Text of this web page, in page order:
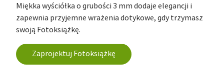
Miękka wyściółka o grubości 3 mm dodaje elegancji i
zapewnia przyjemne wrażenia dotykowe, gdy trzymasz
swoją Fotoksiążkę.
Zaprojektuj Fotoksiążkę